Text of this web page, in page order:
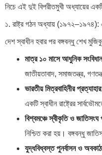
নিচে এই দুই বিপরীতমুখী অধ্যায়ের
১. রাষ্ট্র গঠন অধ্যায়
দেশ স্বাধীন হবার পর বঙ্গবন্ধু শেখ
মাত্র ১০ মাসে আধুনিক
জাতীয়তাবাদ, সমাজতন্ত্র,
ভারতীয় মিত্রবাহিনীর
একটি স্বাধীন রাষ্ট্রের
বিশ্বমঞ্চে স্বীকৃতি ও
নিশ্চিত করা হয়। বঙ্গবন্ধু
যুদ্ধবিধ্বস্ত পুনর্বাসন ও